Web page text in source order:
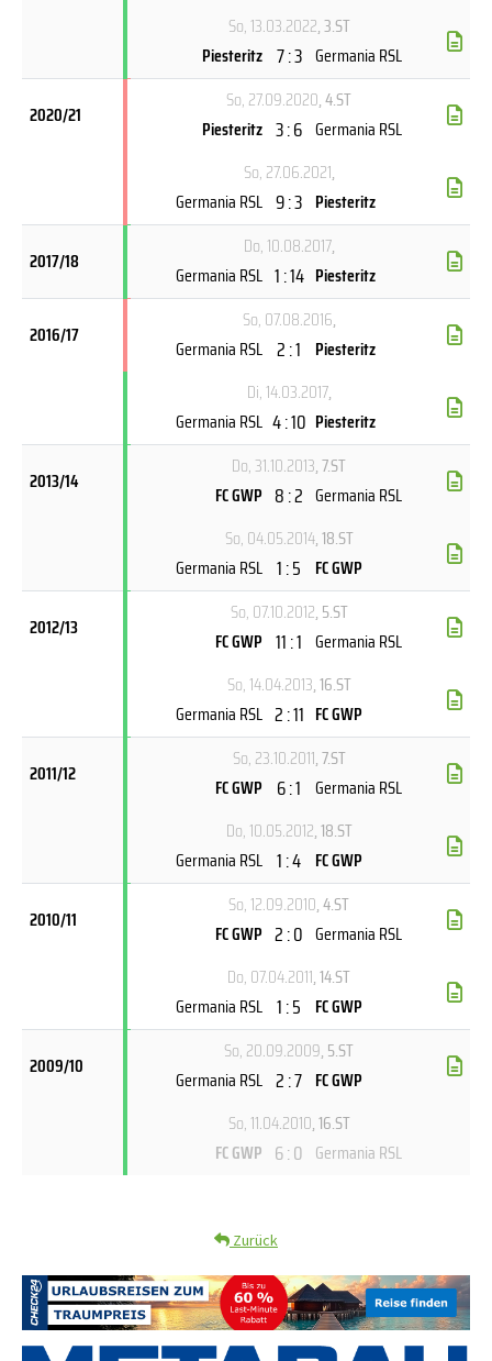
So, 13.03.2022, 3.ST
Piesteritz 7 : 3 Germania RSL
2020/21
So, 27.09.2020, 4.ST
Piesteritz 3 : 6 Germania RSL
So, 27.06.2021,
Germania RSL 9 : 3 Piesteritz
2017/18
Do, 10.08.2017,
Germania RSL 1 : 14 Piesteritz
2016/17
So, 07.08.2016,
Germania RSL 2 : 1 Piesteritz
Di, 14.03.2017,
Germania RSL 4 : 10 Piesteritz
2013/14
Do, 31.10.2013, 7.ST
FC GWP 8 : 2 Germania RSL
So, 04.05.2014, 18.ST
Germania RSL 1 : 5 FC GWP
2012/13
So, 07.10.2012, 5.ST
FC GWP 11 : 1 Germania RSL
So, 14.04.2013, 16.ST
Germania RSL 2 : 11 FC GWP
2011/12
So, 23.10.2011, 7.ST
FC GWP 6 : 1 Germania RSL
Do, 10.05.2012, 18.ST
Germania RSL 1 : 4 FC GWP
2010/11
So, 12.09.2010, 4.ST
FC GWP 2 : 0 Germania RSL
Do, 07.04.2011, 14.ST
Germania RSL 1 : 5 FC GWP
2009/10
So, 20.09.2009, 5.ST
Germania RSL 2 : 7 FC GWP
So, 11.04.2010, 16.ST
FC GWP 6 : 0 Germania RSL
Zurück